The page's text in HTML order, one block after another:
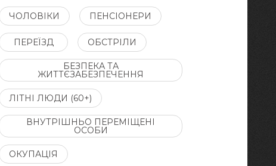
ЧОЛОВІКИ ПЕНСІОНЕРИ
ПЕРЕЇЗД ОБСТРІЛИ
БЕЗПЕКА ТА
ЖИТТЄЗАБЕЗПЕЧЕННЯ
ЛІТНІ ЛЮДИ (60+)
ВНУТРІШНЬО ПЕРЕМІЩЕНІ
ОСОБИ
ОКУПАЦІЯ